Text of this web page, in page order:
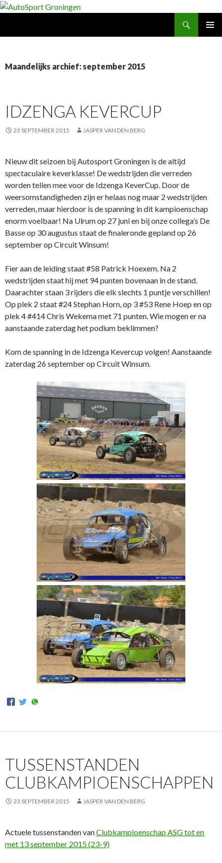
SPRINGEN
Maandelijks archief: september 2015
IDZENGA KEVERCUP
23 SEPTEMBER 2015 JASPER VAN DEN BERG
Nieuw dit seizoen bij Autosport Groningen is de altijd
spectaculaire keverklasse! De wedstrijden die verreden
worden tellen mee voor de Idzenga KeverCup. Door de
weersomstandigheden zijn er helaas nog maar 2 wedstrijden
verreden, maar hierdoor is de spanning in dit kampioenschap
enorm voelbaar! Na Ulrum op 27 juni en bij onze collega’s De
Basse op 30 augustus staat de finaleronde gepland op 26
september op Circuit Winsum!
Fier aan de leiding staat #58 Patrick Hoexem. Na 2
wedstrijden staat hij met 94 punten bovenaan in de stand.
Daarachter staan 3 rijders die elk slechts 1 puntje verschillen!
Op plek 2 staat #24 Stephan Horn, op 3 #53 Rene Hoep en op
plek 4 #414 Chris Wekema met 71 punten. Wie mogen er na
aanstaande zaterdag het podium beklimmen?
Kom de spanning in de Idzenga Kevercup volgen! Aanstaande
zaterdag 26 september op Circuit Winsum.
TUSSENSTANDEN
CLUBKAMPIOENSCHAPPEN
23 SEPTEMBER 2015 JASPER VAN DEN BERG
Actuele tussenstanden vanClubkampioenschap ASG tot en
met 13 september 2015 (23-9)